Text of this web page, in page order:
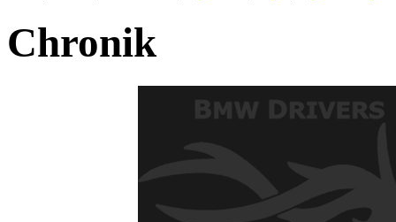
Chronik